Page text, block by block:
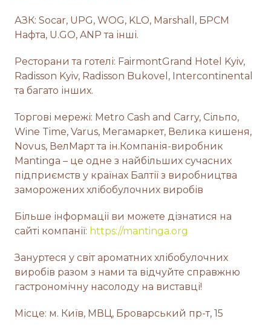
АЗК: Socar, UPG, WOG, KLO, Marshall, БРСМ
Нафта, U.GO, ANP та інші.
Ресторани та готелі: FairmontGrand Hotel Kyiv,
Radisson Kyiv, Radisson Bukovel, Intercontinental
та багато інших.
Торгові мережі: Metro Cash and Carry, Сільпо,
Wine Time, Varus, Мегамаркет, Велика кишеня,
Novus, ВелМарт та ін.Компанія-виробник
Mantinga – це одне з найбільших сучасних
підприємств у країнах Балтії з виробництва
заморожених хлібобулочних виробів
Більше інформації ви можете дізнатися на
сайті компанії: https://mantinga.org
Зануртеся у світ ароматних хлібобулочних
виробів разом з нами та відчуйте справжню
гастрономічну насолоду на виставці!
Місце: м. Київ, МВЦ, Броварський пр-т, 15